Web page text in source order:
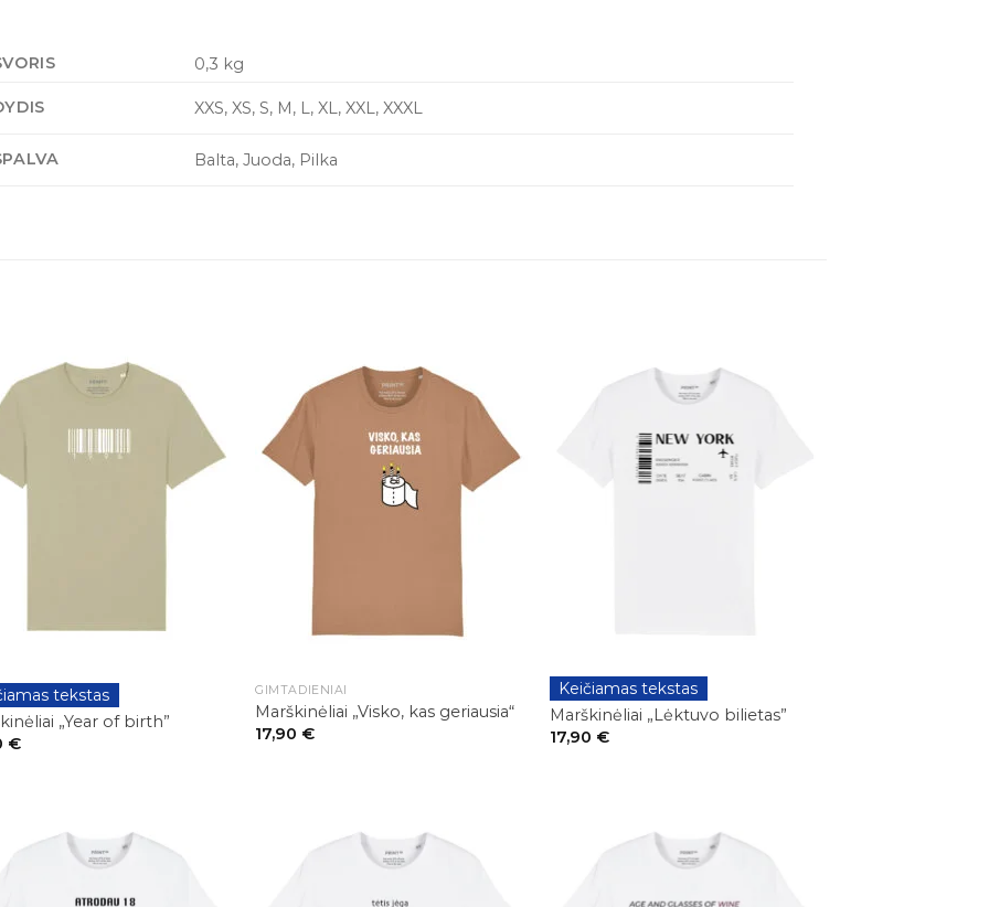
0,3 kg
XXS, XS, S, M, L, XL, XXL, XXXL
Balta, Juoda, Pilka
tekstas
„Year of birth”
€
GIMTADIENIAI
Marškinėliai „Visko, kas geriausia“
17,90 €
KELIONĖS
Keičiamas tekstas
Marškinėliai „Lėktuvo bilietas”
17,90 €